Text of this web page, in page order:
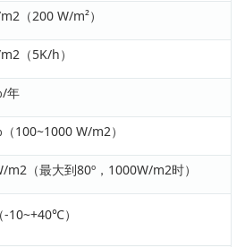
（200 W/m²）
（5K/h）
年
100~1000 W/m2）
m2（最大到80º，1000W/m2时）
-10~+40℃）